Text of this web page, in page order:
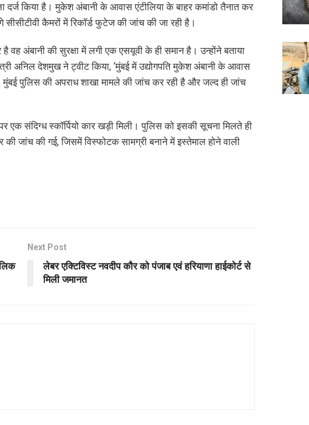
किया है। मुकेश अंबानी के आवास एंटीलिया के बाहर कमांडो तैनात कर
कैमरों में रिकॉर्ड फुटेज की जांच की जा रही है।
अंबानी की सुरक्षा में लगी एक एसयूवी के ही समान है। उन्होंने बताया
अनिल देशमुख ने ट्वीट किया, ‘मुंबई में उद्योगपति मुकेश अंबानी के आवास
पुलिस की अपराध शाखा मामले की जांच कर रही है और जल्द ही जांच
संदिग्ध स्कॉर्पियो कार खड़ी मिली। पुलिस को इसकी सूचना मिलते ही
जांच की गई, जिसमें विस्फोटक सामग्री बनाने में इस्तेमाल होने वाली
Next Post
लेबर एक्टिविस्ट नवदीप कौर को पंजाब एवं हरियाणा हाईकोर्ट से
मिली जमानत